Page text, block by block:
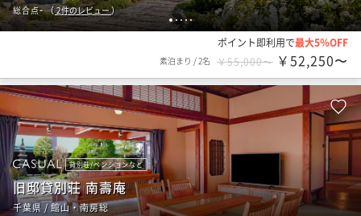
12345
総合点-（2件のレビュー）
ポイント即利用で最大5％OFF
素泊まり /2名 ￥55,000〜 ￥52,250〜
貸別荘/ペンションなど
旧邸貸別荘 南壽庵
千葉県 / 館山・南房総